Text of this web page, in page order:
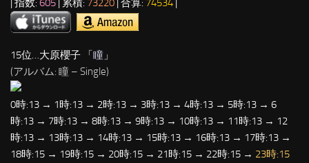
| 指数: 605 | 累積: 73220 | 合算: 74534 |
15位…大原櫻子 「瞳 」
(アルバム: 瞳 – Single)
0時:13 → 1時:13 → 2時:13 → 3時:13 → 4時:13 → 5時:13 → 6
時:13 → 7時:13 → 8時:13 → 9時:13 → 10時:13 → 11時:13 → 12
時:13 → 13時:13 → 14時:13 → 15時:13 → 16時:13 → 17時:13 →
18時:15 → 19時:15 → 20時:15 → 21時:15 → 22時:15 → 23時:15